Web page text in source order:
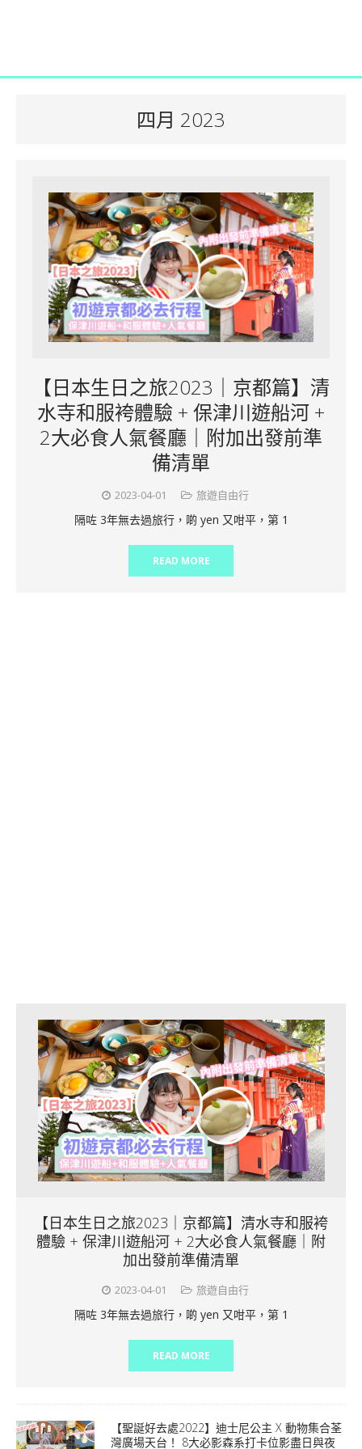
四月 2023
【日本生日之旅2023｜京都篇】清
水寺和服袴體驗 + 保津川遊船河 +
2大必食人氣餐廳｜附加出發前準
備清單
2023-04-01 旅遊自由行
隔咗 3年無去過旅行，啲 yen 又咁平，第 1
READ MORE
【日本生日之旅2023｜京都篇】清水寺和服袴
體驗 + 保津川遊船河 + 2大必食人氣餐廳｜附
加出發前準備清單
2023-04-01 旅遊自由行
隔咗 3年無去過旅行，啲 yen 又咁平，第 1
READ MORE
【聖誕好去處2022】迪士尼公主 X 動物集合荃
灣廣場天台！ 8大必影森系打卡位影盡日與夜